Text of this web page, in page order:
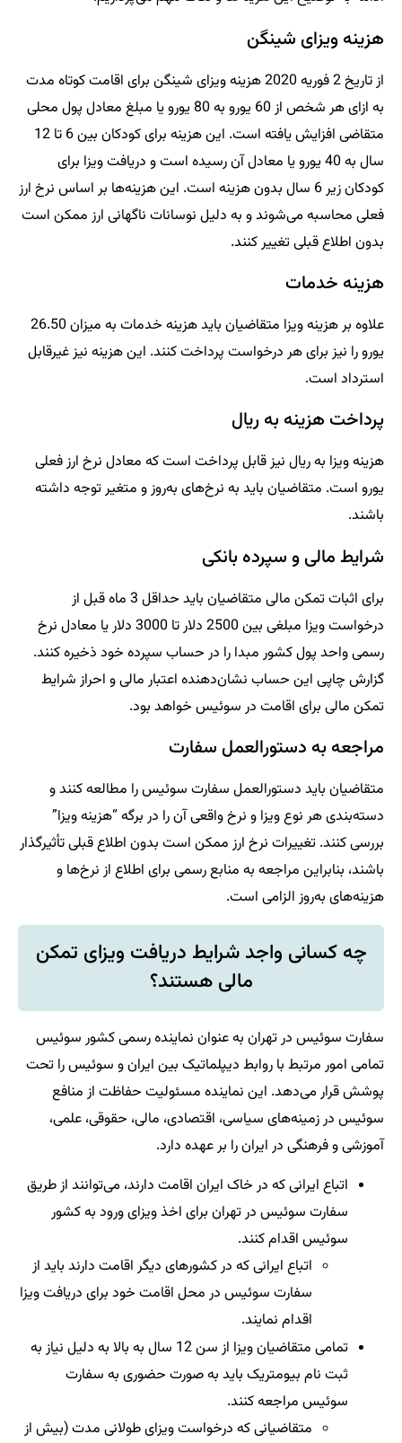
هزینه ویزای شینگن
از تاریخ 2 فوریه 2020 هزینه ویزای شینگن برای اقامت کوتاه مدت
به ازای هر شخص از 60 یورو به 80 یورو یا مبلغ معادل پول محلی
متقاضی افزایش یافته است. این هزینه برای کودکان بین 6 تا 12
سال به 40 یورو یا معادل آن رسیده است و دریافت ویزا برای
کودکان زیر 6 سال بدون هزینه است. این هزینه‌ها بر اساس نرخ ارز
فعلی محاسبه می‌شوند و به دلیل نوسانات ناگهانی ارز ممکن است
بدون اطلاع قبلی تغییر کنند.
هزینه خدمات
علاوه بر هزینه ویزا متقاضیان باید هزینه خدمات به میزان 26.50
یورو را نیز برای هر درخواست پرداخت کنند. این هزینه نیز غیرقابل
استرداد است.
پرداخت هزینه به ریال
هزینه ویزا به ریال نیز قابل پرداخت است که معادل نرخ ارز فعلی
یورو است. متقاضیان باید به نرخ‌های به‌روز و متغیر توجه داشته
باشند.
شرایط مالی و سپرده بانکی
برای اثبات تمکن مالی متقاضیان باید حداقل 3 ماه قبل از
درخواست ویزا مبلغی بین 2500 دلار تا 3000 دلار یا معادل نرخ
رسمی واحد پول کشور مبدا را در حساب سپرده خود ذخیره کنند.
گزارش چاپی این حساب نشان‌دهنده اعتبار مالی و احراز شرایط
تمکن مالی برای اقامت در سوئیس خواهد بود.
مراجعه به دستورالعمل سفارت
متقاضیان باید دستورالعمل سفارت سوئیس را مطالعه کنند و
دسته‌بندی هر نوع ویزا و نرخ واقعی آن را در برگه “هزینه ویزا”
بررسی کنند. تغییرات نرخ ارز ممکن است بدون اطلاع قبلی تأثیرگذار
باشند، بنابراین مراجعه به منابع رسمی برای اطلاع از نرخ‌ها و
هزینه‌های به‌روز الزامی است.
چه کسانی واجد شرایط دریافت ویزای تمکن
مالی هستند؟
سفارت سوئیس در تهران به عنوان نماینده رسمی کشور سوئیس
تمامی امور مرتبط با روابط دیپلماتیک بین ایران و سوئیس را تحت
پوشش قرار می‌دهد. این نماینده مسئولیت حفاظت از منافع
سوئیس در زمینه‌های سیاسی، اقتصادی، مالی، حقوقی، علمی،
آموزشی و فرهنگی در ایران را بر عهده دارد.
اتباع ایرانی که در خاک ایران اقامت دارند، می‌توانند از طریق
سفارت سوئیس در تهران برای اخذ ویزای ورود به کشور
سوئیس اقدام کنند.
اتباع ایرانی که در کشورهای دیگر اقامت دارند باید از
سفارت سوئیس در محل اقامت خود برای دریافت ویزا
اقدام نمایند.
تمامی متقاضیان ویزا از سن 12 سال به بالا به دلیل نیاز به
ثبت نام بیومتریک باید به صورت حضوری به سفارت
سوئیس مراجعه کنند.
متقاضیانی که درخواست ویزای طولانی مدت (بیش از